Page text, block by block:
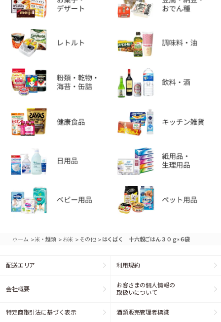
ホーム >米・麺類 > お米 > その他 > はくばく 十六穀ごはん３０ｇ×６袋
配送エリア 利用規約
会社概要
お客さまの個人情報の
取扱いについて
特定商取引法に基づく表示 酒類販売管理者標識